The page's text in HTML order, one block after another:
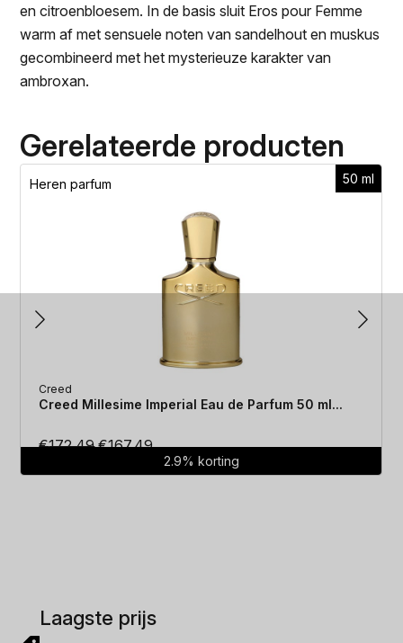
en citroenbloesem. In de basis sluit Eros pour Femme
warm af met sensuele noten van sandelhout en muskus
gecombineerd met het mysterieuze karakter van
ambroxan.
Gerelateerde producten
50 ml
Heren parfum
Creed
Creed Millesime Imperial Eau de Parfum 50 ml...
€172.49Oorspronkelijke
€167.49Huidige
prijs
2.9% korting
Laagste prijs